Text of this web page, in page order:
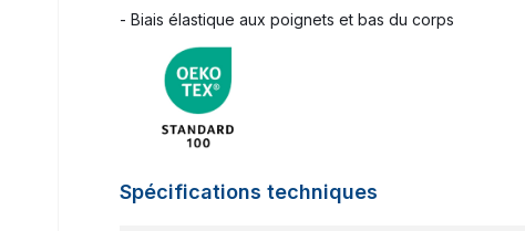
- Biais élastique aux poignets et bas du corps
Spécifications techniques